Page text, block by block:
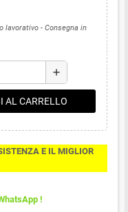
lavorativo - Consegna in
add
AL CARRELLO
E IL MIGLIOR
!